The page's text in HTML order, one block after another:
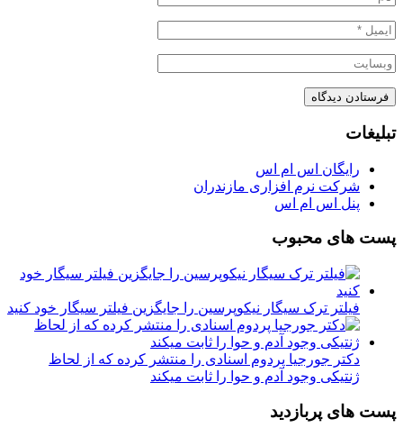
تبلیغات
رایگان اس ام اس
شرکت نرم افزاری مازندران
پنل اس ام اس
پست های محبوب
فیلتر ترک سیگار نیکوپرسین را جایگزین فیلتر سیگار خود کنید
دکتر جورجیا پردوم اسنادی را منتشر کرده که از لحاظ
ژنتیکی وجود آدم و حوا را ثابت میکند
پست های پربازدید